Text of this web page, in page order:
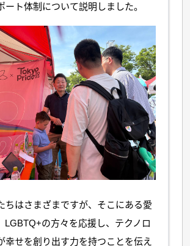
ート体制について説明しました。
ちはさまざまですが、そこにある愛
LGBTQ+の方々を応援し、テクノロ
幸せを創り出す力を持つことを伝え